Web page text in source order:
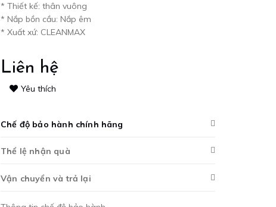
* Thiết kế: thân vuông
* Nắp bồn cầu: Nắp êm
* Xuất xứ: CLEANMAX
Liên hệ
Yêu thích
Chế độ bảo hành chính hãng
Thể lệ nhận quà
Vận chuyển và trả lại